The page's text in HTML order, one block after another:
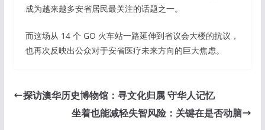
成为越来越多安省居民最关注的话题之一。
而这场从 14 个 GO 火车站一路延伸到省议会大楼的抗议，
也再次反映出公众对于安省医疗未来方向的巨大焦虑。
探访澳华历史博物馆：寻文化归属 守华人记忆
坐着也能减轻失智风险：关键在是否动脑